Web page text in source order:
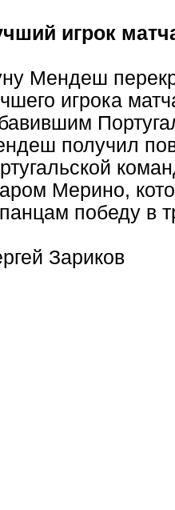
игрок
Мендеш
игрока
получил
Мерино,
победу в
Зариков